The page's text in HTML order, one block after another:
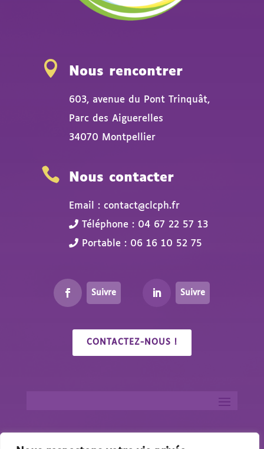
 Nous rencontrer
603, avenue du Pont Trinquât,
Parc des Aiguerelles
34070 Montpellier
 Nous contacter
Email : contact@clcph.fr
Téléphone : 04 67 22 57 13
Portable : 06 16 10 52 75
Suivre Suivre
CONTACTEZ-NOUS !